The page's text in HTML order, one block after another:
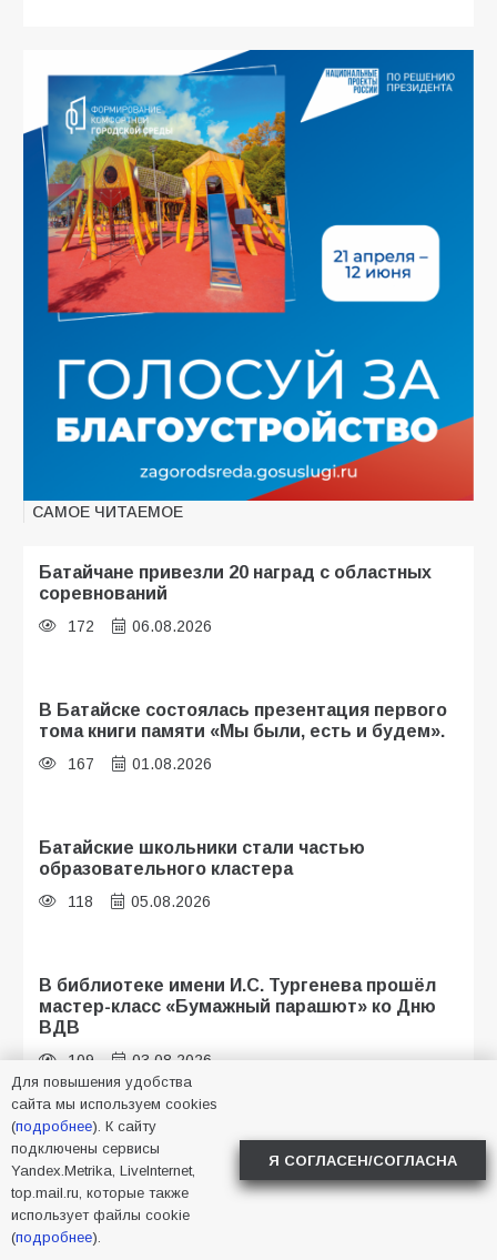
САМОЕ ЧИТАЕМОЕ
Батайчане привезли 20 наград с областных
соревнований
172 06.08.2026
В Батайске состоялась презентация первого
тома книги памяти «Мы были, есть и будем».
167 01.08.2026
Батайские школьники стали частью
образовательного кластера
118 05.08.2026
В библиотеке имени И.С. Тургенева прошёл
мастер-класс «Бумажный парашют» ко Дню
ВДВ
109 03.08.2026
«Мобилизация или набор?» Что на самом
деле происходит в армии России в августе
2026 года
107 03.08.2026
Для повышения удобства
сайта мы используем cookies
(подробнее). К сайту
подключены сервисы
Yandex.Metrika, LiveInternet,
top.mail.ru, которые также
использует файлы cookie
(подробнее).
Я СОГЛАСЕН/СОГЛАСНА